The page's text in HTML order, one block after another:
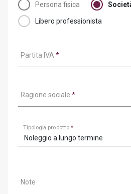
Persona fisica
Libero professionista
Partita IVA *
Ragione sociale *
Tipologia prodotto*
Noleggio a lungo termine
Note